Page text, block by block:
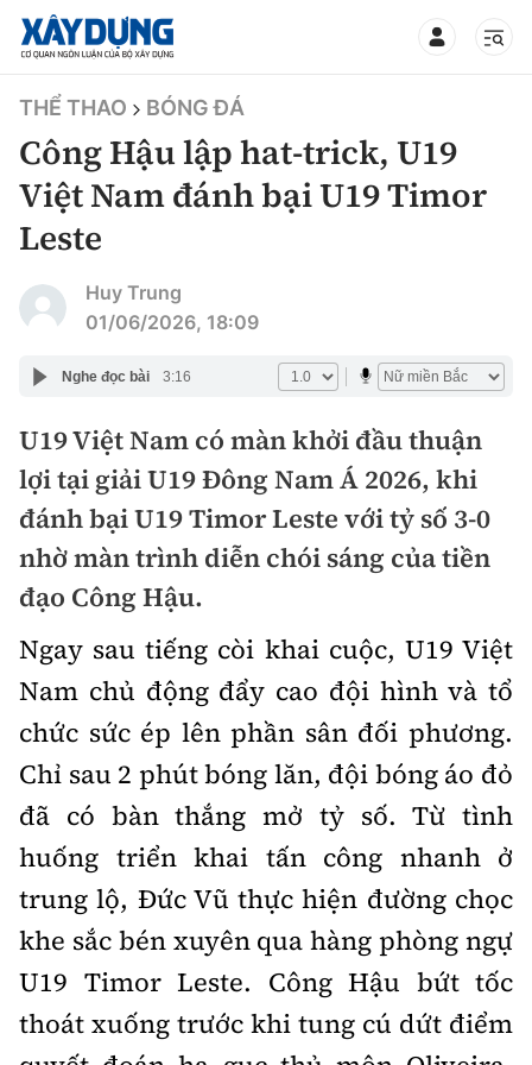
TIN BỘ XÂY DỰNG
CHUYÊN MỤC
Mới nhất
Thời sự
Chính trị
Xã hội
Chuyện dọc đường
Cải chính
Xây dựng
Chỉ đạo điều hành
Quy hoạch kiến trúc
Giám định chất lượng
Quản lý đô thị
Giao thông
Quản lý
Hàng không
Đường sắt
Đăng kiểm
Đường sắt tốc độ cao
Đường thủy
Hàng hải
Đường sắt đô thị
Kinh tế
Thị trường
Tài chính
Chứng khoán
Bảo hiểm
Doanh nghiệp
Pháp luật
An ninh hình sự
Điều tra
Pháp đình
Hỏi - Đáp
An toàn giao thông
Giao thông 24h
ATGT địa phương
Văn hóa giao thông
Chung tay vì ATGT
Chất lượng sống
Giáo dục
Y tế
Đời sống
Lao động - Công đoàn
Văn hóa - Giải Trí
Văn hóa
Showbiz
Điện ảnh
Thể thao
Bóng đá
Bình luận
Công nghệ
THỂ THAO BÓNG ĐÁ
Công Hậu lập hat-trick, U19
Việt Nam đánh bại U19 Timor
Leste
Huy Trung
01/06/2026, 18:09
Nghe đọc bài 3:16
U19 Việt Nam có màn khởi đầu thuận
lợi tại giải U19 Đông Nam Á 2026, khi
đánh bại U19 Timor Leste với tỷ số 3-0
nhờ màn trình diễn chói sáng của tiền
đạo Công Hậu.
Ngay sau tiếng còi khai cuộc, U19 Việt
Nam chủ động đẩy cao đội hình và tổ
chức sức ép lên phần sân đối phương.
Chỉ sau 2 phút bóng lăn, đội bóng áo đỏ
đã có bàn thắng mở tỷ số. Từ tình
huống triển khai tấn công nhanh ở
trung lộ, Đức Vũ thực hiện đường chọc
khe sắc bén xuyên qua hàng phòng ngự
U19 Timor Leste. Công Hậu bứt tốc
thoát xuống trước khi tung cú dứt điểm